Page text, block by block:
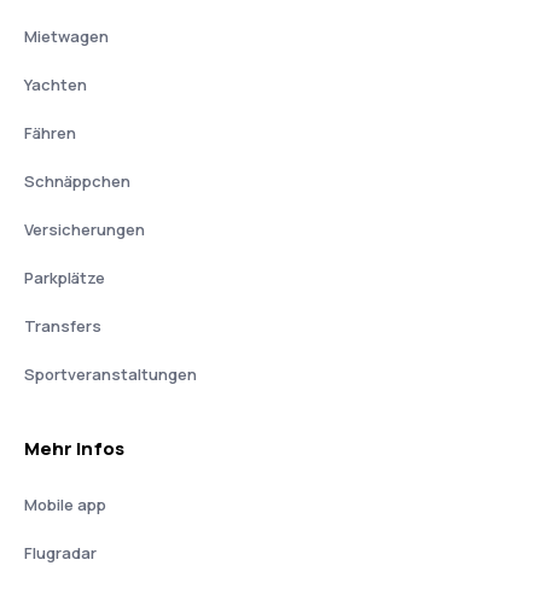
Mietwagen
Yachten
Fähren
Schnäppchen
Versicherungen
Parkplätze
Transfers
Sportveranstaltungen
Mehr Infos
Mobile app
Flugradar